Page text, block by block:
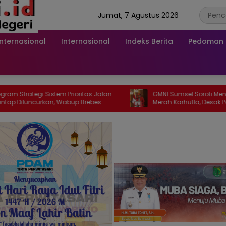
Jumat, 7 Agustus 2026
Internasional Indeks Berita Pedoman
Sistem Prioritas Jalan
Wabup Brebes
GMNI Sumsel Soroti Meningkatnya
Merah Karhutla, Desak Pemerintah
Mitigasi dan Penegakan Hukum